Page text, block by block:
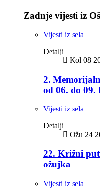
Zadnje vijesti iz
Vijesti iz sela
Detalji
Kol 08
2.
od 06. do 09.
Vijesti iz sela
Detalji
Ožu 24
22. Križni
ožujka
Vijesti iz sela